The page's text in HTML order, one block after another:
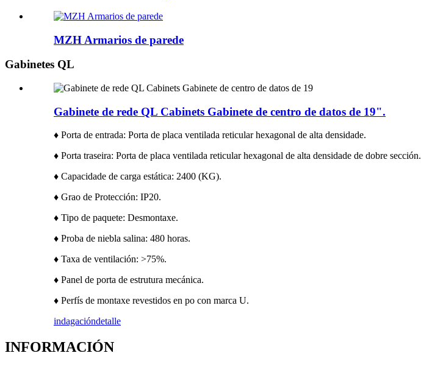
MZH Armarios de parede
Gabinetes QL
Gabinete de rede QL Cabinets Gabinete de centro de datos de 19".
♦ Porta de entrada: Porta de placa ventilada reticular hexagonal de alta densidade.
♦ Porta traseira: Porta de placa ventilada reticular hexagonal de alta densidade de dobre sección.
♦ Capacidade de carga estática: 2400 (KG).
♦ Grao de Protección: IP20.
♦ Tipo de paquete: Desmontaxe.
♦ Proba de niebla salina: 480 horas.
♦ Taxa de ventilación: >75%.
♦ Panel de porta de estrutura mecánica.
♦ Perfís de montaxe revestidos en po con marca U.
indagacióndetalle
INFORMACIÓN